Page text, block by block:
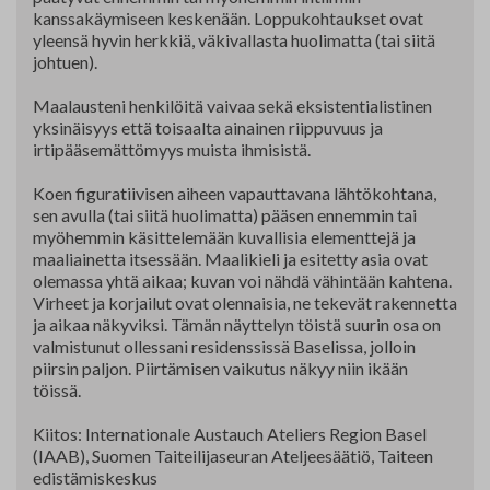
kanssakäymiseen keskenään. Loppukohtaukset ovat
yleensä hyvin herkkiä, väkivallasta huolimatta (tai siitä
johtuen).
Maalausteni henkilöitä vaivaa sekä eksistentialistinen
yksinäisyys että toisaalta ainainen riippuvuus ja
irtipääsemättömyys muista ihmisistä.
Koen figuratiivisen aiheen vapauttavana lähtökohtana,
sen avulla (tai siitä huolimatta) pääsen ennemmin tai
myöhemmin käsittelemään kuvallisia elementtejä ja
maaliainetta itsessään. Maalikieli ja esitetty asia ovat
olemassa yhtä aikaa; kuvan voi nähdä vähintään kahtena.
Virheet ja korjailut ovat olennaisia, ne tekevät rakennetta
ja aikaa näkyviksi. Tämän näyttelyn töistä suurin osa on
valmistunut ollessani residenssissä Baselissa, jolloin
piirsin paljon. Piirtämisen vaikutus näkyy niin ikään
töissä.
Kiitos: Internationale Austauch Ateliers Region Basel
(IAAB), Suomen Taiteilijaseuran Ateljeesäätiö, Taiteen
edistämiskeskus